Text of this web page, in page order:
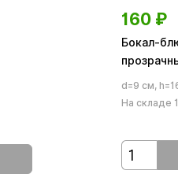
160 ₽
Бокал-
d=9 см,
На складе